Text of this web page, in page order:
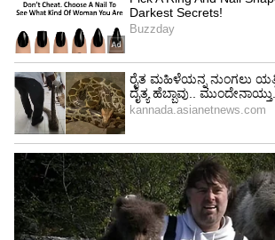
ಯಾವುದೇ ರೀತಿಯಲ್ಲೂ ಕೂಡ ಡಾ
ಸಾಮಾನ್ಯವಾಗಿ ವಿವಾದಗಳನ್ನು
ಜೊತೆಗೆ, ಸಹಜವಾಗಿಯೇ ಅವರು ಸಕ್ಸಸ್‌
ಬೇರೆಯವರಿಗೇ ನೀಡುತ್ತಿದ್ದರು. ಜೊತೆಗೆ,
ಯಾರೊಬ್ಬರ ತಲೆಗೆ ಕಟ್ಟಿ ಬೇರೆಯವರ
ಗುರಿಯಾಗುತ್ತಿರಲಿಲ್ಲ. ಅದು ಅವರ ಮುಗ್ಧತೆ